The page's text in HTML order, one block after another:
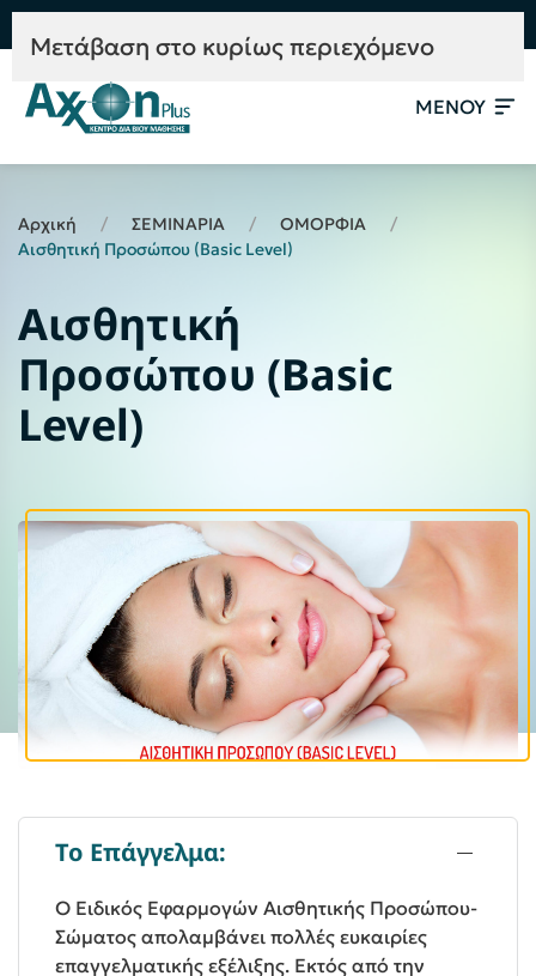
Mετάβαση στο κυρίως περιεχόμενο
ΜΕΝΟΥ
Αρχική ΣΕΜΙΝΑΡΙΑ
ΟΜΟΡΦΙΑ
Αισθητική Προσώπου (Basic Level)
Αισθητική
Προσώπου (Basic
Level)
Το Επάγγελμα:
Ο Ειδικός Εφαρμογών Αισθητικής Προσώπου-
Σώματος απολαμβάνει πολλές ευκαιρίες
επαγγελματικής εξέλιξης. Εκτός από την